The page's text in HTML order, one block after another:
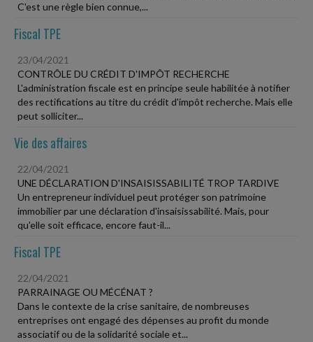
C'est une règle bien connue,...
Fiscal TPE
23/04/2021
CONTRÔLE DU CRÉDIT D'IMPÔT RECHERCHE
L'administration fiscale est en principe seule habilitée à notifier
des rectifications au titre du crédit d'impôt recherche. Mais elle
peut solliciter...
Vie des affaires
22/04/2021
UNE DÉCLARATION D'INSAISISSABILITÉ TROP TARDIVE
Un entrepreneur individuel peut protéger son patrimoine
immobilier par une déclaration d'insaisissabilité. Mais, pour
qu'elle soit efficace, encore faut-il...
Fiscal TPE
22/04/2021
PARRAINAGE OU MÉCÉNAT ?
Dans le contexte de la crise sanitaire, de nombreuses
entreprises ont engagé des dépenses au profit du monde
associatif ou de la solidarité sociale et...